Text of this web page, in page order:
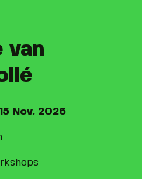
van
Nov. 2026